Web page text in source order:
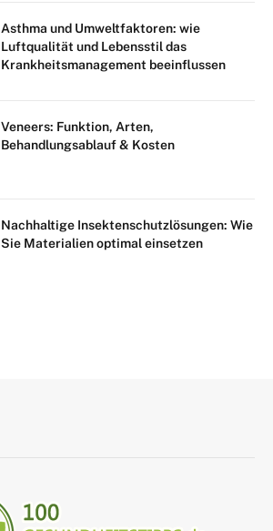
Asthma und Umweltfaktoren: wie
Luftqualität und Lebensstil das
Krankheitsmanagement beeinflussen
Veneers: Funktion, Arten,
Behandlungsablauf & Kosten
Nachhaltige Insektenschutzlösungen: Wie
Sie Materialien optimal einsetzen